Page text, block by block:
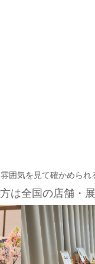
囲気を見て確かめられ
は全国の店舗・